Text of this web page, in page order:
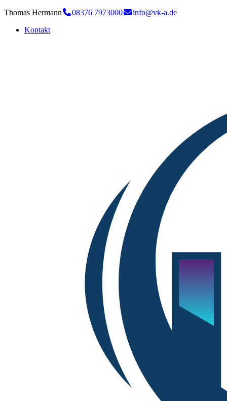
Thomas Hermann 08376 7973000
info@vk-a.de
Kontakt